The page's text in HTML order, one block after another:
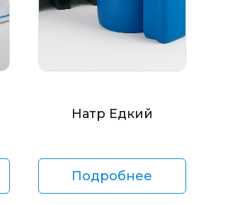
Натр Едкий
Подробнее